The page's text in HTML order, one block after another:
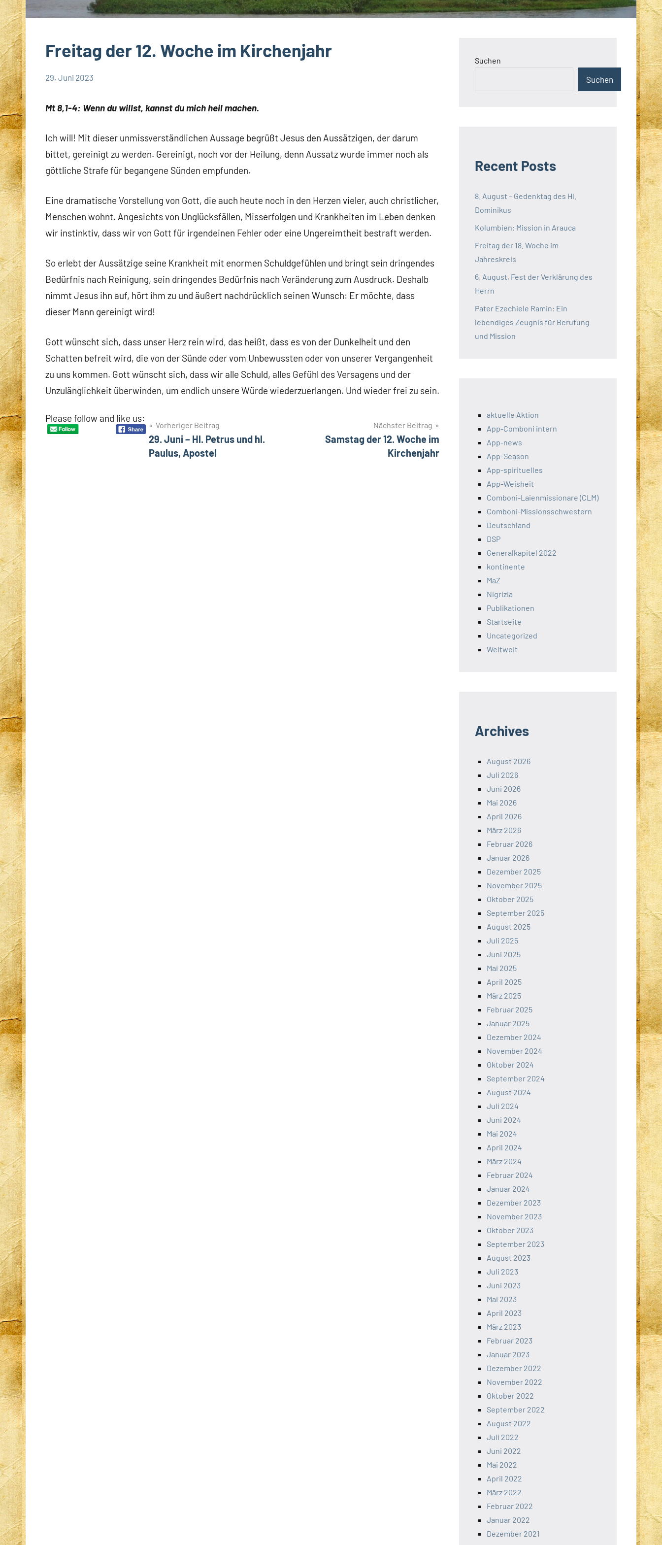
Freitag der 12. Woche im Kirchenjahr
29. Juni 2023
Mt 8,1-4: Wenn du willst, kannst du mich heil machen.
Ich will! Mit dieser unmissverständlichen Aussage begrüßt Jesus den Aussätzigen, der darum
bittet, gereinigt zu werden. Gereinigt, noch vor der Heilung, denn Aussatz wurde immer noch als
göttliche Strafe für begangene Sünden empfunden.
Eine dramatische Vorstellung von Gott, die auch heute noch in den Herzen vieler, auch christlicher,
Menschen wohnt. Angesichts von Unglücksfällen, Misserfolgen und Krankheiten im Leben denken
wir instinktiv, dass wir von Gott für irgendeinen Fehler oder eine Ungereimtheit bestraft werden.
So erlebt der Aussätzige seine Krankheit mit enormen Schuldgefühlen und bringt sein dringendes
Bedürfnis nach Reinigung, sein dringendes Bedürfnis nach Veränderung zum Ausdruck. Deshalb
nimmt Jesus ihn auf, hört ihm zu und äußert nachdrücklich seinen Wunsch: Er möchte, dass
dieser Mann gereinigt wird!
Gott wünscht sich, dass unser Herz rein wird, das heißt, dass es von der Dunkelheit und den
Schatten befreit wird, die von der Sünde oder vom Unbewussten oder von unserer Vergangenheit
zu uns kommen. Gott wünscht sich, dass wir alle Schuld, alles Gefühl des Versagens und der
Unzulänglichkeit überwinden, um endlich unsere Würde wiederzuerlangen. Und wieder frei zu sein.
Please follow and like us:
BeitragsnavigationVorheriger Beitrag
29. Juni – Hl. Petrus und hl.
Paulus, Apostel
Nächster Beitrag
Samstag der 12. Woche im
Kirchenjahr
Suchen
Suchen
Recent Posts
8. August – Gedenktag des Hl.
Dominikus
Kolumbien: Mission in Arauca
Freitag der 18. Woche im
Jahreskreis
6. August, Fest der Verklärung des
Herrn
Pater Ezechiele Ramin: Ein
lebendiges Zeugnis für Berufung
und Mission
aktuelle Aktion
App-Comboni intern
App-news
App-Season
App-spirituelles
App-Weisheit
Comboni-Laienmissionare (CLM)
Comboni-Missionsschwestern
Deutschland
DSP
Generalkapitel 2022
kontinente
MaZ
Nigrizia
Publikationen
Startseite
Uncategorized
Weltweit
Archives
August 2026
Juli 2026
Juni 2026
Mai 2026
April 2026
März 2026
Februar 2026
Januar 2026
Dezember 2025
November 2025
Oktober 2025
September 2025
August 2025
Juli 2025
Juni 2025
Mai 2025
April 2025
März 2025
Februar 2025
Januar 2025
Dezember 2024
November 2024
Oktober 2024
September 2024
August 2024
Juli 2024
Juni 2024
Mai 2024
April 2024
März 2024
Februar 2024
Januar 2024
Dezember 2023
November 2023
Oktober 2023
September 2023
August 2023
Juli 2023
Juni 2023
Mai 2023
April 2023
März 2023
Februar 2023
Januar 2023
Dezember 2022
November 2022
Oktober 2022
September 2022
August 2022
Juli 2022
Juni 2022
Mai 2022
April 2022
März 2022
Februar 2022
Januar 2022
Dezember 2021